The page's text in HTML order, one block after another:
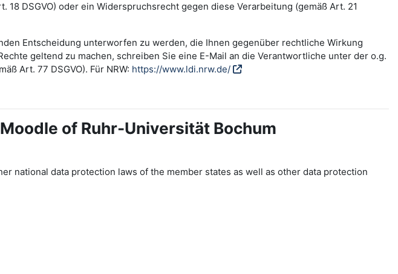
DSGVO) oder ein Widerspruchsrecht gegen diese Verarbeitung (gemäß Art. 21
Entscheidung unterworfen zu werden, die Ihnen gegenüber rechtliche Wirkung
geltend zu machen, schreiben Sie eine E-Mail an die Verantwortliche unter der o.g.
Art. 77 DSGVO). Für NRW: https://www.ldi.nrw.de/
of Ruhr-Universität Bochum
national data protection laws of the member states as well as other data protection